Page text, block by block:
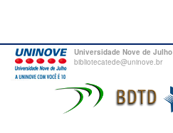
Universidade Nove de Julho
bibliotecatede@uninove.br